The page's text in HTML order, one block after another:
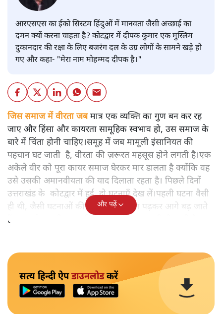
आरएसएस का ईको सिस्टम हिंदुओं में मानवता जैसी अच्छाई का
दमन क्यों करना चाहता है? कोटद्वार में दीपक कुमार एक मुस्लिम
दुकानदार की रक्षा के लिए बजरंग दल के उग्र लोगों के सामने खड़े हो
गए और कहा- "मेरा नाम मोहम्मद दीपक है।"
जिस समाज में वीरता जबमात्र एक व्यक्ति का गुण बन कर रह
जाए और हिंसा और कायरता सामूहिक स्वभाव हो, उस समाज के
बारे में चिंता होनी चाहिए।समूह में जब मामूली इंसानियत की
पहचान घट जाती है, वीरता की ज़रूरत महसूस होने लगती है।एक
अकेले वीर को पूरा कायर समाज घेरकर मार डालता है क्योंकि वह
उसे उसकी अमानवीयता की याद दिलाता रहता है। पिछले दिनों
उत्तराखंड के कोटद्वार में हुई दो घटनाएँ देख लें।पहली घटना वैसी
ही थी, जैसी घटनाओं की खबर हम रोज़ाना पढ़कर आगे बढ़ जाते
हैं।भारत के तक़रीबन हर हिस्से से ऐसी खबर आती ही रहती है।
और पढ़ें
सत्य हिन्दी ऐपडाउनलोडकरें